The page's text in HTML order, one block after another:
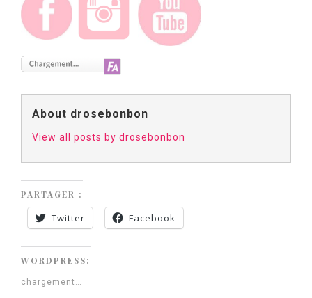
About drosebonbon
View all posts by drosebonbon
PARTAGER :
Twitter Facebook
WORDPRESS:
chargement…